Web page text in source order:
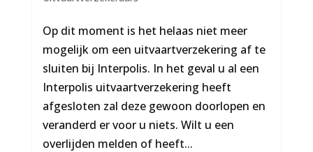
Op dit moment is het helaas niet meer
mogelijk om een uitvaartverzekering af te
sluiten bij Interpolis. In het geval u al een
Interpolis uitvaartverzekering heeft
afgesloten zal deze gewoon doorlopen en
veranderd er voor u niets. Wilt u een
overlijden melden of heeft...